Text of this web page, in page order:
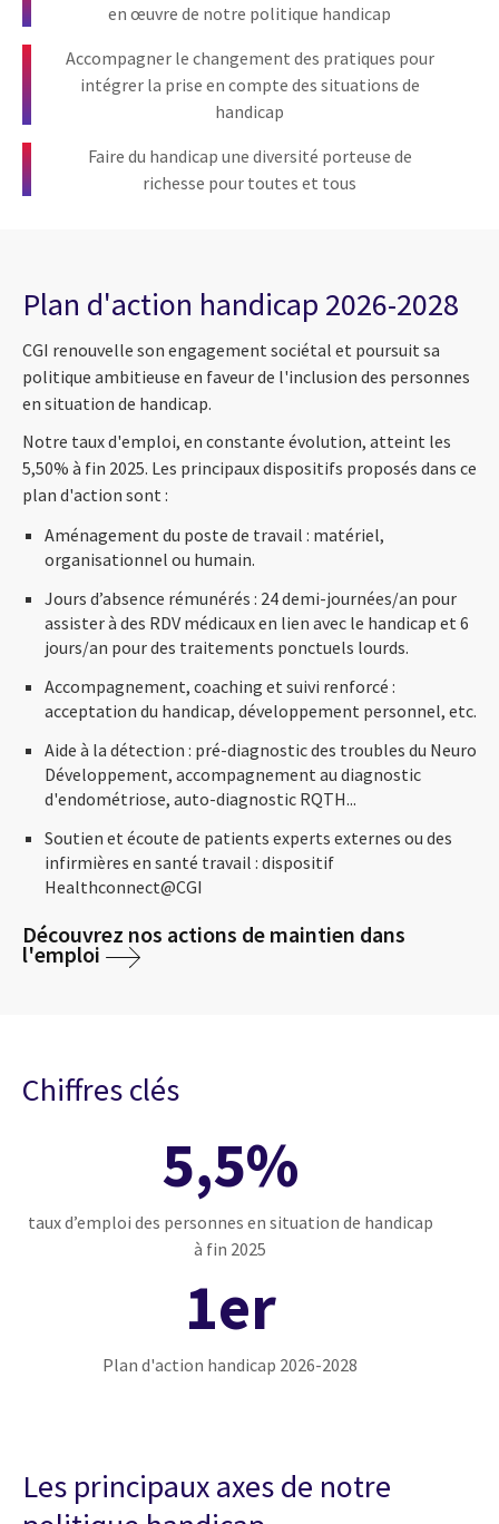
en œuvre de notre politique handicap
Accompagner le changement des pratiques pour
intégrer la prise en compte des situations de
handicap
Faire du handicap une diversité porteuse de
richesse pour toutes et tous
Plan d'action handicap 2026-2028
CGI renouvelle son engagement sociétal et poursuit sa
politique ambitieuse en faveur de l'inclusion des personnes
en situation de handicap.
Notre taux d'emploi, en constante évolution, atteint les
5,50% à fin 2025. Les principaux dispositifs proposés dans ce
plan d'action sont :
Aménagement du poste de travail : matériel,
organisationnel ou humain.
Jours d’absence rémunérés : 24 demi-journées/an pour
assister à des RDV médicaux en lien avec le handicap et 6
jours/an pour des traitements ponctuels lourds.
Accompagnement, coaching et suivi renforcé :
acceptation du handicap, développement personnel, etc.
Aide à la détection : pré-diagnostic des troubles du Neuro
Développement, accompagnement au diagnostic
d'endométriose, auto-diagnostic RQTH...
Soutien et écoute de patients experts externes ou des
infirmières en santé travail : dispositif
Healthconnect@CGI
Découvrez nos actions de maintien dans
l'emploi
Chiffres clés
5,5%
taux d’emploi des personnes en situation de handicap
à fin 2025
1er
Plan d'action handicap 2026-2028
Les principaux axes de notre